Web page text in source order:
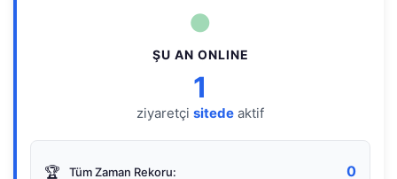
●
ŞU AN ONLINE
1
ziyaretçi sitede aktif
🏆 Tüm Zaman Rekoru: 0